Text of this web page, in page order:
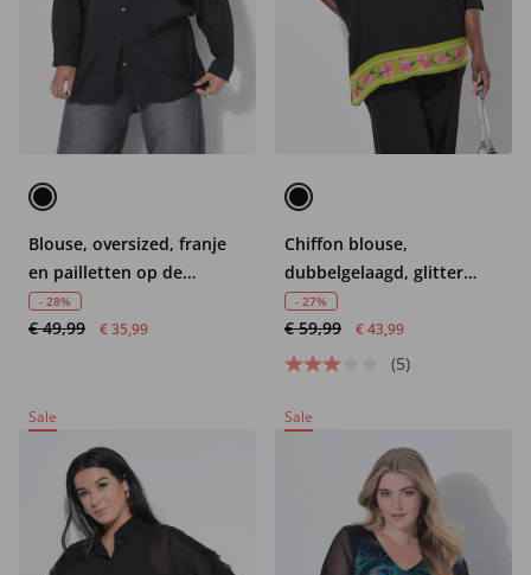
Blouse, oversized, franje
en pailletten op de
schouders
- 28%
€ 49,99 € 35,99
Chiffon blouse,
dubbelgelaagd, glitter
bloemen, ronde hals, 3/4-
mouwen
- 27%
€ 59,99 € 43,99
(5)
Sale Sale